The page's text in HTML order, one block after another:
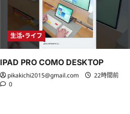
生活・ライフ
IPAD PRO COMO DESKTOP
pikakichi2015@gmail.com
22時間前
0